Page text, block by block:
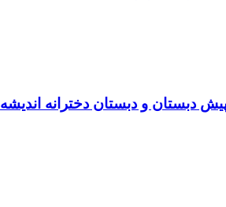
دبستان و دبستان دخترانه اندیشه